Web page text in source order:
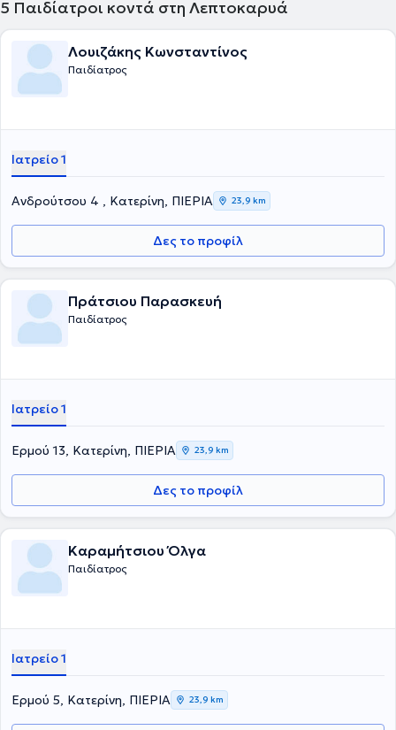
5 Παιδίατροι κοντά στη Λεπτοκαρυά
Λουιζάκης Κωνσταντίνος
Παιδίατρος
Ιατρείο 1
Ανδρούτσου 4 , Κατερίνη, ΠΙΕΡΙΑ 23,9 km
Δες το προφίλ
Πράτσιου Παρασκευή
Παιδίατρος
Ιατρείο 1
Ερμού 13, Κατερίνη, ΠΙΕΡΙΑ 23,9 km
Δες το προφίλ
Καραμήτσιου Όλγα
Παιδίατρος
Ιατρείο 1
Ερμού 5, Κατερίνη, ΠΙΕΡΙΑ 23,9 km